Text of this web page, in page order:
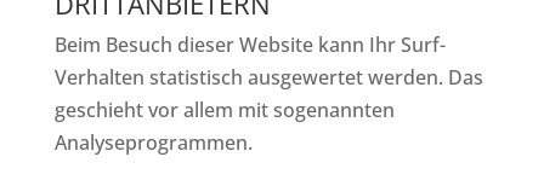
Beim Besuch dieser Website kann Ihr Surf-
Verhalten statistisch ausgewertet werden. Das
geschieht vor allem mit sogenannten
Analyseprogrammen.